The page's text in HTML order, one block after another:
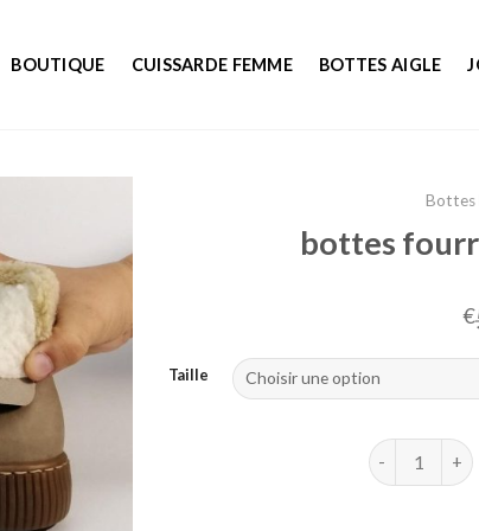
BOUTIQUE CUISSARDE FEMME BOTTES AIGLE
Bottes
bottes
€
Taille
quantité de